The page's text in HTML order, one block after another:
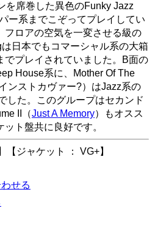
を席巻した異色のFunky Jazz
ー系までこぞってプレイしてい
フロアの空気を一変させる級の
日本でもコマーシャル系の大箱
でプレイされていました。B面の
House系に、Mother Of The
ンストカヴァー?）はJazz系の
した。このグループはセカンド
II（Just A Memory）もオスス
ト盤共に良好です。
【ジャケット ： VG+】
せる